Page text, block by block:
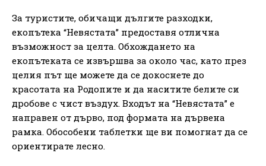
За туристите, обичащи дългите разходки,
екопътека “Невястата” предоставя отлична
възможност за целта. Обхождането на
екопътеката се извършва за около час, като през
целия път ще можете да се докоснете до
красотата на Родопите и да наситите белите си
дробове с чист въздух. Входът на “Невястата” е
направен от дърво, под формата на дървена
рамка. Обособени таблетки ще ви помогнат да се
ориентирате лесно.